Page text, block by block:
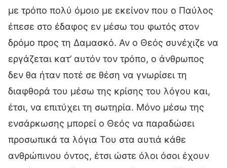
με τρόπο πολύ όμοιο με εκείνον που ο Παύλος
έπεσε στο έδαφος εν μέσω του φωτός στον
δρόμο προς τη Δαμασκό. Αν ο Θεός συνέχιζε να
εργάζεται κατ’ αυτόν τον τρόπο, ο άνθρωπος
δεν θα ήταν ποτέ σε θέση να γνωρίσει τη
διαφθορά του μέσω της κρίσης του λόγου και,
έτσι, να επιτύχει τη σωτηρία. Μόνο μέσω της
ενσάρκωσης μπορεί ο Θεός να παραδώσει
προσωπικά τα λόγια Του στα αυτιά κάθε
ανθρώπινου όντος, έτσι ώστε όλοι όσοι έχουν